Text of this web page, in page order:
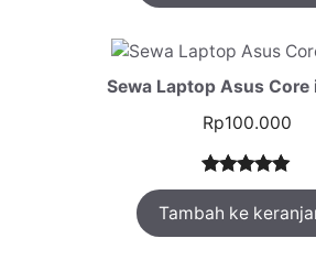
Sewa Laptop Asus Core
Rp100.000
Peringkat
5.00dari 5
berdasarka
1
Tambah ke